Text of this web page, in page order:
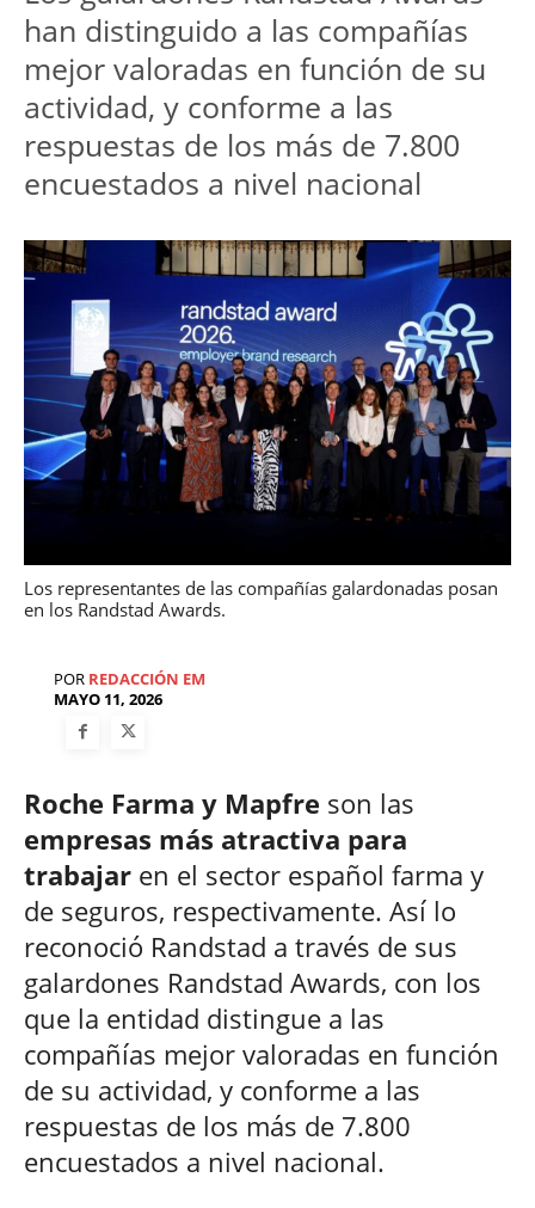
han distinguido a las compañías
mejor valoradas en función de su
actividad, y conforme a las
respuestas de los más de 7.800
encuestados a nivel nacional
Los representantes de las compañías galardonadas posan
en los Randstad Awards.
POR REDACCIÓN EM
MAYO 11, 2026
Roche Farma y Mapfre son las
empresas más atractiva para
trabajar en el sector español farma y
de seguros, respectivamente. Así lo
reconoció Randstad a través de sus
galardones Randstad Awards, con los
que la entidad distingue a las
compañías mejor valoradas en función
de su actividad, y conforme a las
respuestas de los más de 7.800
encuestados a nivel nacional.